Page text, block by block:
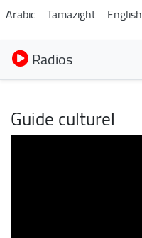
Arabic Tamazight English
Radios
Guide culturel